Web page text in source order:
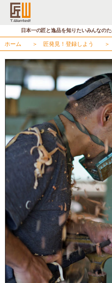
ン
テ
ン
ツ
へ
ス
プ
日本一の匠と逸品を知りたいみんなの
ホーム ＞ 匠発見！登録しよう ＞